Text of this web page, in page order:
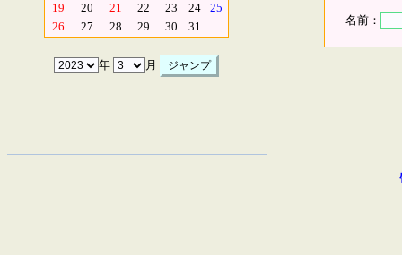
19
20 21 22 23 24
25
26
27 28 29 30 31
年 月
名前：